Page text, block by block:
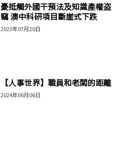
憂抵觸外國干預法及知識產權盗
竊 澳中科研項目斷崖式下跌
2023年07月20日
【人事世界】職員和老闆的距離
2024年06月06日